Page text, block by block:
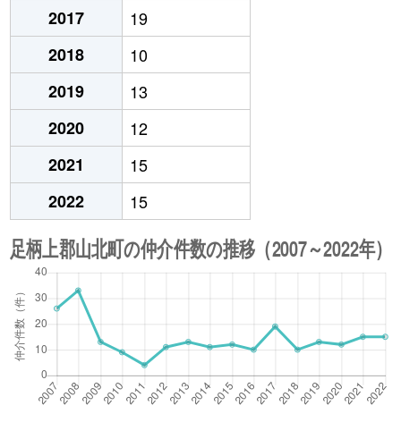
2017
19
2018
10
2019
13
2020
12
2021
15
2022
15